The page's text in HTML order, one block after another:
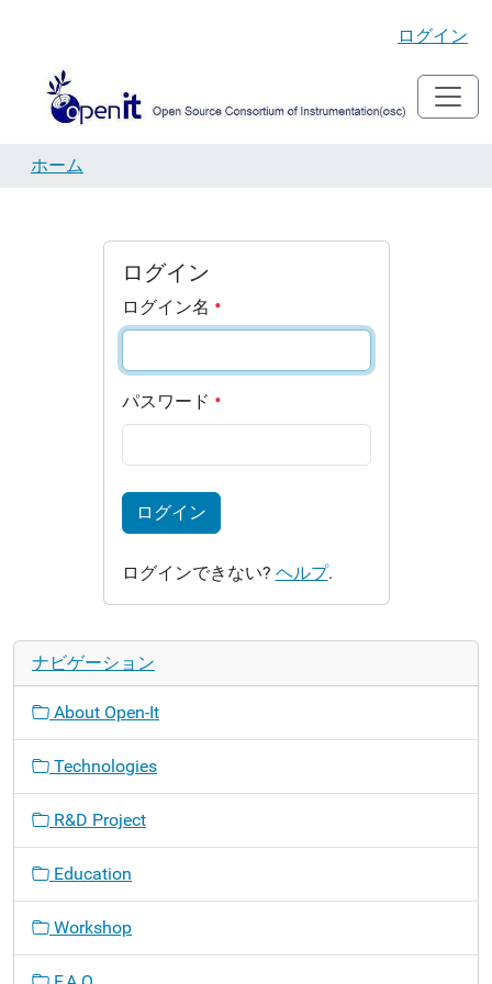
ログイン
ホーム
ログイン
ログイン名
パスワード
ログイン
ログインできない? ヘルプ.
ナビゲーション
About Open-It
Technologies
R&D Project
Education
Workshop